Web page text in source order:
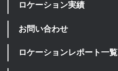
ロケーション実績
お問い合わせ
ロケーションレポート一覧